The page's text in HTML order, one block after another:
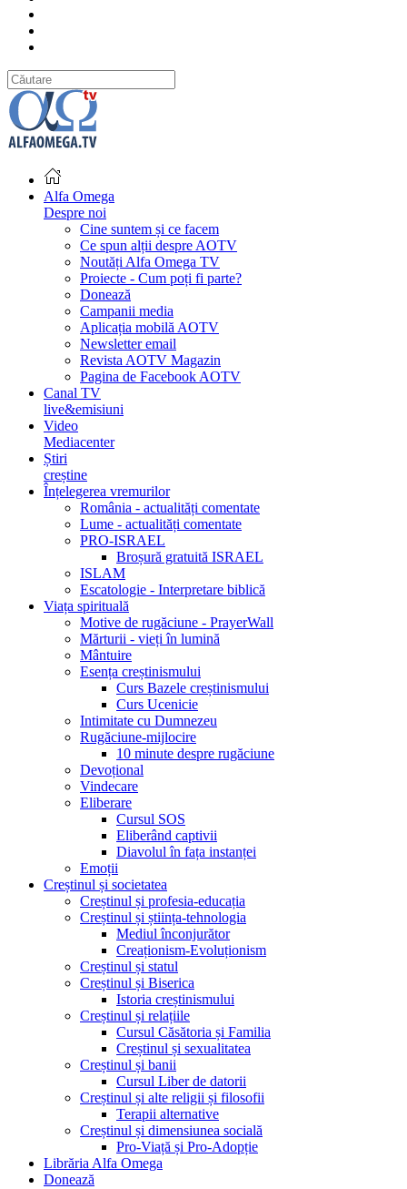
Alfa Omega
Despre noi
Cine suntem și ce facem
Ce spun alții despre AOTV
Noutăți Alfa Omega TV
Proiecte - Cum poți fi parte?
Donează
Campanii media
Aplicația mobilă AOTV
Newsletter email
Revista AOTV Magazin
Pagina de Facebook AOTV
Canal TV
live&emisiuni
Video
Mediacenter
Știri
creștine
Înțelegerea vremurilor
România - actualități comentate
Lume - actualități comentate
PRO-ISRAEL
Broșură gratuită ISRAEL
ISLAM
Escatologie - Interpretare biblică
Viața spirituală
Motive de rugăciune - PrayerWall
Mărturii - vieți în lumină
Mântuire
Esența creștinismului
Curs Bazele creștinismului
Curs Ucenicie
Intimitate cu Dumnezeu
Rugăciune-mijlocire
10 minute despre rugăciune
Devoțional
Vindecare
Eliberare
Cursul SOS
Eliberând captivii
Diavolul în fața instanței
Emoții
Creștinul și societatea
Creștinul și profesia-educația
Creștinul și știința-tehnologia
Mediul înconjurător
Creaționism-Evoluționism
Creștinul și statul
Creștinul și Biserica
Istoria creștinismului
Creștinul și relațiile
Cursul Căsătoria și Familia
Creștinul și sexualitatea
Creștinul și banii
Cursul Liber de datorii
Creștinul și alte religii și filosofii
Terapii alternative
Creștinul și dimensiunea socială
Pro-Viață și Pro-Adopție
Librăria Alfa Omega
Donează